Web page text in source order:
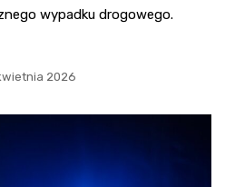
wypadku drogowego.
2026